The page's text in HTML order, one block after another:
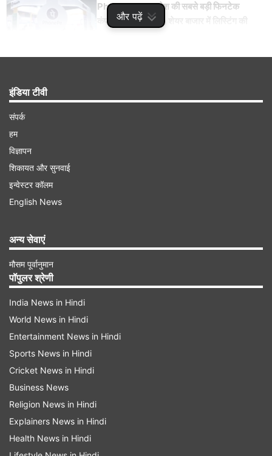
और पढ़ें
PhonePe IPO: देश की सबसे बड़ी फिनटेक
कंपनी लाएगी आईपीओ, शेयर बाजार में लिस्टिंग की
फिल्म रिलीज के एक महीने बाद ही IPO के लिए किया
अप्लाई
खबर के मुताबिक, यह फिल्म, जो मुर्डिया के जीवन और उनके
क्लीनिकों की चेन का एक काल्पनिक एडिशन है। फिल्म 21
मार्च को रिलीज हुई थी। खबर के मुताबिक, कंपनी द्वारा यह
घोषणा करने के ठीक एक महीने बाद कि उसने गोपनीय रूप से
आईपीओ के लिए अप्लाई किया है। आपको बता दें, विक्रम
भट्ट निर्देशित इस फिल्म में अनुपम खेर, ईशा देओल, अदा शर्मा
और इश्वाक सिंह मुख्य भूमिका में हैं। फिल्म का निर्माण इंदिरा
इंडिया टीवी
संपर्क
हम
विज्ञापन
शिकायत और सुनवाई
इन्वेस्टर कॉलम
English News
अन्य सेवाएं
मौसम पूर्वानुमान
पॉपुलर श्रेणी
India News in Hindi
World News in Hindi
Entertainment News in Hindi
Sports News in Hindi
Cricket News in Hindi
Business News
Religion News in Hindi
Explainers News in Hindi
Health News in Hindi